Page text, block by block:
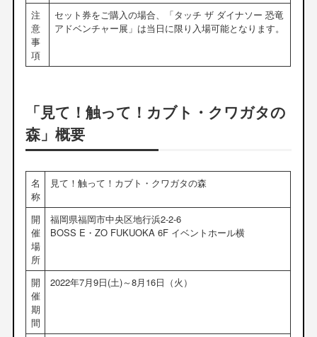
注
意
事
項
セット券をご購入の場合、「タッチ ザ ダイナソー 恐竜
アドベンチャー展」は当日に限り入場可能となります。
「見て！触って！カブト・クワガタの
森」概要
名
称
見て！触って！カブト・クワガタの森
開
催
場
所
福岡県福岡市中央区地行浜2-2-6
BOSS E・ZO FUKUOKA 6F イベントホール横
開
催
期
間
2022年7月9日(土)～8月16日（火）